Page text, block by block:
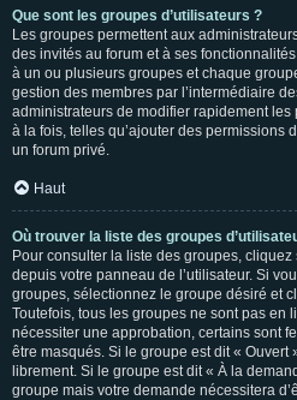
Que sont les groupes d’utilisateurs ?
Les groupes permettent aux
des invités au forum et à ses
à un ou plusieurs groupes et chaque
gestion des membres par l’intermédiaire
administrateurs de modifier rapidement
à la fois, telles qu’ajouter des permissions
un forum privé.
Haut
Où trouver la liste des groupes
Pour consulter la liste des groupes, cliquez
depuis votre panneau de l’utilisateur. Si
groupes, sélectionnez le groupe désiré et
Toutefois, tous les groupes ne sont pas en
nécessiter une approbation, certains sont
être masqués. Si le groupe est dit « Ouvert
librement. Si le groupe est dit « À la
groupe mais votre demande nécessitera